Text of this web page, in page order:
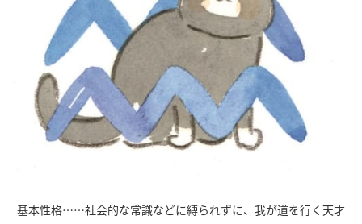
基本性格……社会的な常識などに縛られずに、我が道を行く天才